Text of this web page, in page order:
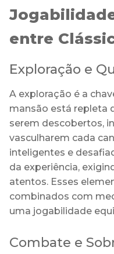
entre
Exploração e
A exploração é a
mansão está repleta
serem descobertos,
vasculharem cada
inteligentes e
da experiência,
atentos. Esses
combinados com
uma jogabilidade
Combate e